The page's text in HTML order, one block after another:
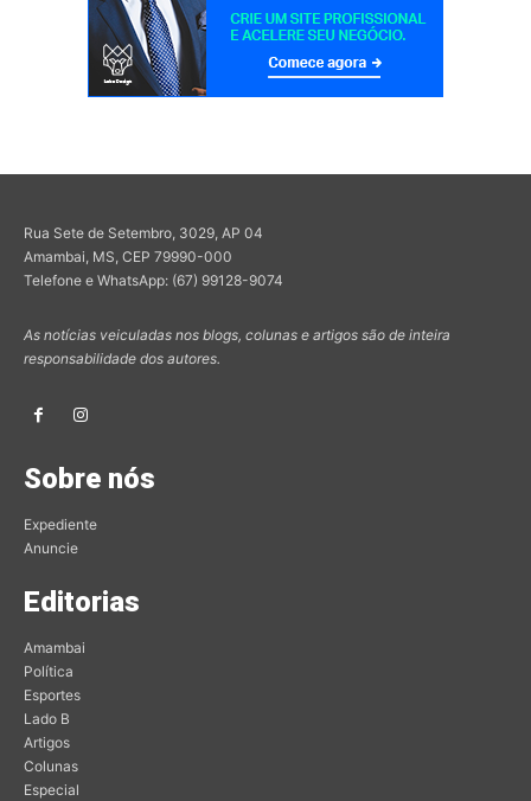
Rua Sete de Setembro, 3029, AP 04
Amambai, MS, CEP 79990-000
Telefone e WhatsApp: (67) 99128-9074
As notícias veiculadas nos blogs, colunas e artigos são de inteira
responsabilidade dos autores.
Sobre nós
Expediente
Anuncie
Editorias
Amambai
Política
Esportes
Lado B
Artigos
Colunas
Especial